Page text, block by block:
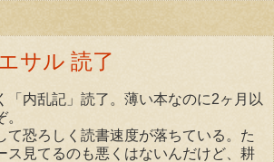
サル 読了
「内乱記」読了。薄い本なのに2ヶ月以
て恐ろしく読書速度が落ちている。た
ス見てるのも悪くはないんだけど、耕